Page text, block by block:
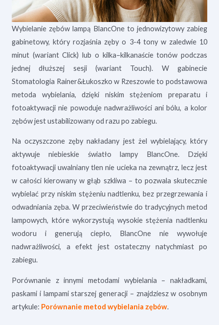
Wybielanie zębów lampą BlancOne to jednowizytowy zabieg
gabinetowy, który rozjaśnia zęby o 3-4 tony w zaledwie 10
minut (wariant Click) lub o kilka–kilkanaście tonów podczas
jednej dłuższej sesji (wariant Touch). W gabinecie
Stomatologia Rainer&Łukoszko w Rzeszowie to podstawowa
metoda wybielania, dzięki niskim stężeniom preparatu i
fotoaktywacji nie powoduje nadwrażliwości ani bólu, a kolor
zębów jest ustabilizowany od razu po zabiegu.
Na oczyszczone zęby nakładany jest żel wybielający, który
aktywuje niebieskie światło lampy BlancOne. Dzięki
fotoaktywacji uwalniany tlen nie ucieka na zewnątrz, lecz jest
w całości kierowany w głąb szkliwa – to pozwala skutecznie
wybielać przy niskim stężeniu nadtlenku, bez przegrzewania i
odwadniania zęba. W przeciwieństwie do tradycyjnych metod
lampowych, które wykorzystują wysokie stężenia nadtlenku
wodoru i generują ciepło, BlancOne nie wywołuje
nadwrażliwości, a efekt jest ostateczny natychmiast po
zabiegu.
Porównanie z innymi metodami wybielania – nakładkami,
paskami i lampami starszej generacji – znajdziesz w osobnym
artykule: Porównanie metod wybielania zębów.